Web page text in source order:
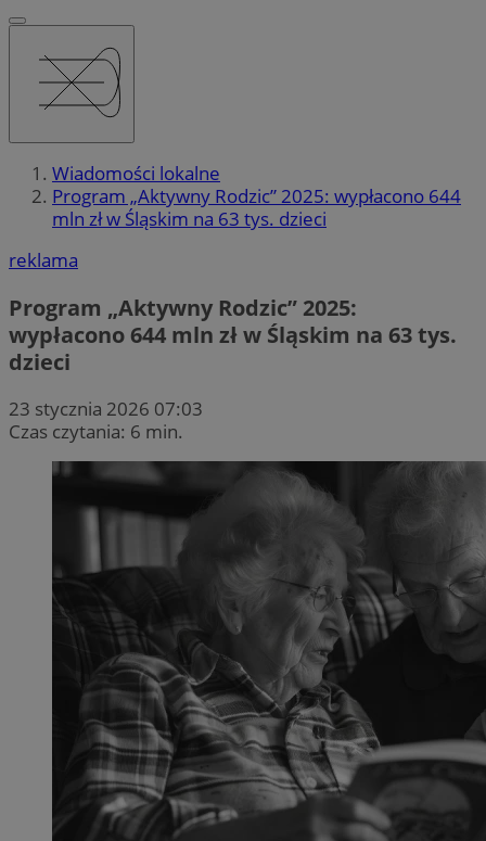
Wiadomości lokalne
Program „Aktywny Rodzic” 2025: wypłacono 644
mln zł w Śląskim na 63 tys. dzieci
reklama
Program „Aktywny Rodzic” 2025:
wypłacono 644 mln zł w Śląskim na 63 tys.
dzieci
23 stycznia 2026 07:03
Czas czytania: 6 min.